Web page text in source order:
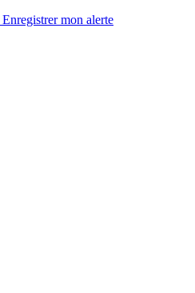
Enregistrermon alerte